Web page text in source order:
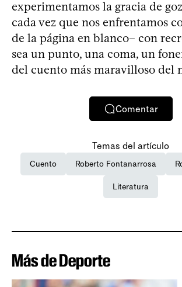
experimentamos la gracia de
cada vez que nos enfrentamos
de la página en blanco– con
sea un punto, una coma, un
del cuento más maravilloso del
Comentar
Temas del artículo
Cuento Roberto Fontanarrosa
Literatura
Más de Deporte